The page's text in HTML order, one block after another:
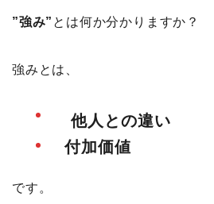
”強み” とは何か分かりますか？
強みとは、
他人との違い
付加価値
です。